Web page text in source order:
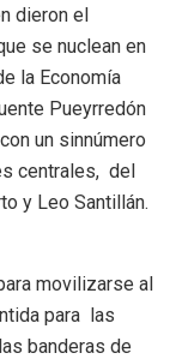
dieron el
se nuclean en
la Economía
Pueyrredón
un sinnúmero
centrales, del
y Leo Santillán.
movilizarse al
para las
banderas de